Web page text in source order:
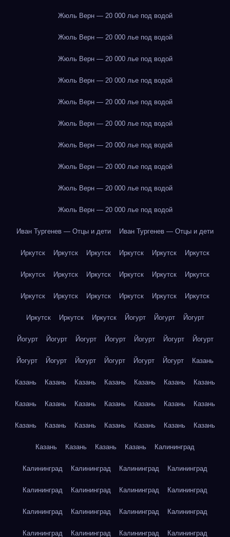
Жюль Верн — 20 000 лье под водой
Жюль Верн — 20 000 лье под водой
Жюль Верн — 20 000 лье под водой
Жюль Верн — 20 000 лье под водой
Жюль Верн — 20 000 лье под водой
Жюль Верн — 20 000 лье под водой
Жюль Верн — 20 000 лье под водой
Жюль Верн — 20 000 лье под водой
Жюль Верн — 20 000 лье под водой
Жюль Верн — 20 000 лье под водой
Иван Тургенев — Отцы и дети Иван Тургенев — Отцы и дети
Иркутск Иркутск Иркутск Иркутск Иркутск Иркутск
Иркутск Иркутск Иркутск Иркутск Иркутск Иркутск
Иркутск Иркутск Иркутск Иркутск Иркутск Иркутск
Иркутск Иркутск Иркутск Йогурт Йогурт Йогурт
Йогурт Йогурт Йогурт Йогурт Йогурт Йогурт Йогурт
Йогурт Йогурт Йогурт Йогурт Йогурт Йогурт Казань
Казань Казань Казань Казань Казань Казань Казань
Казань Казань Казань Казань Казань Казань Казань
Казань Казань Казань Казань Казань Казань Казань
Казань Казань Казань Казань Калининград
Калининград Калининград Калининград Калининград
Калининград Калининград Калининград Калининград
Калининград Калининград Калининград Калининград
Калининград Калининград Калининград Калининград